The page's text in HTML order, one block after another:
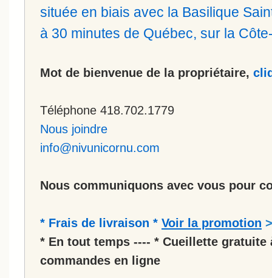
située en biais avec la Basilique
à 30 minutes de Québec, sur la
Mot de bienvenue de la propriétaire,
Téléphone 418.702.1779
Nous joindre
info@nivunicornu.com
Nous communiquons avec vous pour
* Frais de livraison * Voir la promotion >
* En tout temps ---- * Cueillette gratuite
commandes en ligne